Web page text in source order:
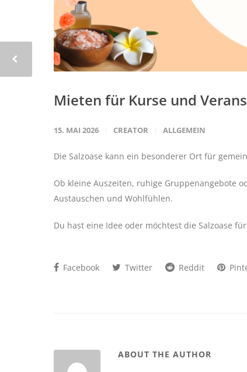
Mieten für Kurse und
15. MAI 2026 CREATOR ALLGEMEIN
Die Salzoase kann ein besonderer Ort für
Ob kleine Auszeiten, ruhige Gruppenangebote
Austauschen und Wohlfühlen.
Du hast eine Idee oder möchtest die Salzoase
Facebook Twitter Reddit
ABOUT THE AUTHOR